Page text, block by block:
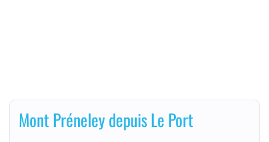
Mont Préneley depuis Le Port